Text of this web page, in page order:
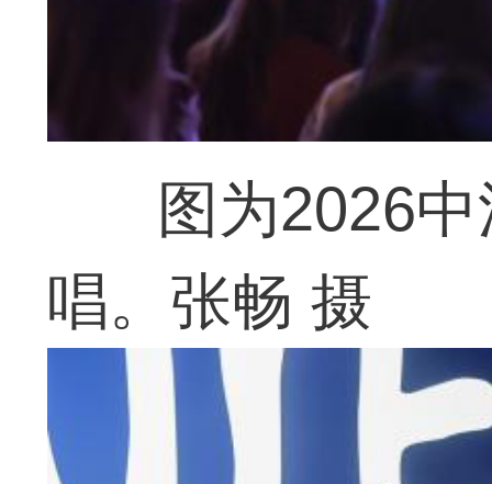
图为2026
唱。张畅 摄